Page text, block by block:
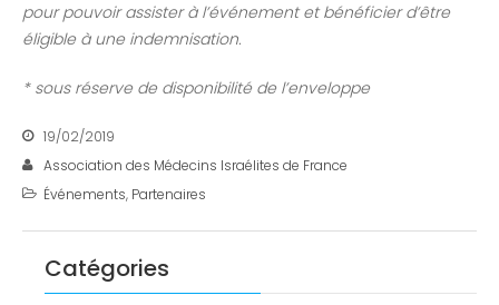
pour pouvoir assister à l’événement et bénéficier d’être
éligible à une indemnisation.
* sous réserve de disponibilité de l’enveloppe
19/02/2019
Association des Médecins Israélites de France
Événements, Partenaires
Catégories